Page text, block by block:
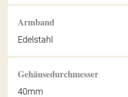
Armband
Edelstahl
Gehäusedurchmesser
40mm